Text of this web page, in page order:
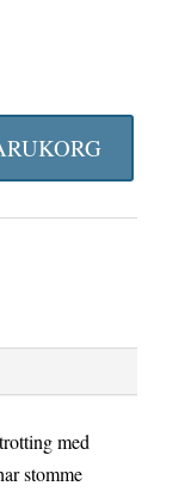
med
stomme